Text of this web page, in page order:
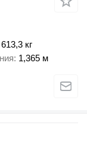
613,3 кг
1,365 м